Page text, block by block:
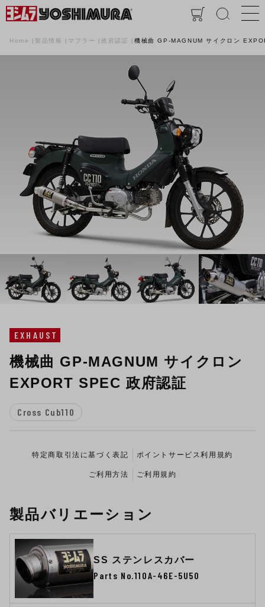
Home 製品情報 マフラー 政府認証 機械曲 GP-MAGNUM サイクロン
EXHAUST
機械曲 GP-MAGNUM サイクロン
EXPORT SPEC 政府認証
Cross Cub110
特定商取引法に基づく表記 ポイントサービス利用規約
ご利用方法 ご利用規約
製品バリエーション
SS ステンレスカバー
Parts No.110A-46E-5U50